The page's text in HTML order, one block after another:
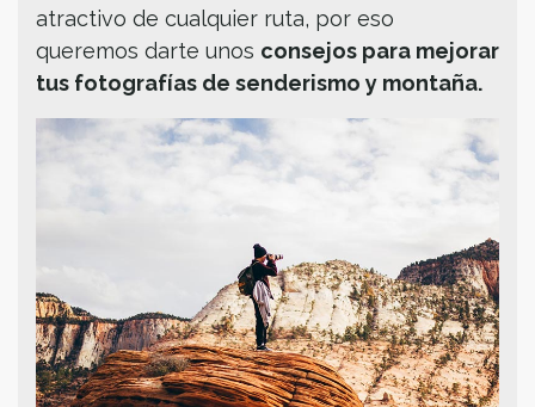
atractivo de cualquier ruta, por eso
queremos darte unos consejos para mejorar
tus fotografías de senderismo y montaña.